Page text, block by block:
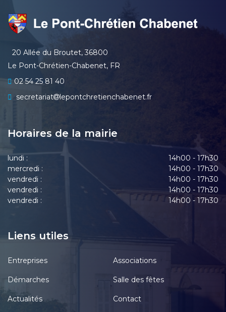
20 Allée du Broutet, 36800
Le Pont-Chrétien-Chabenet, FR
02 54 25 81 40
secretariat
lepontchretienchabenet.fr
Horaires de la mairie
lundi :
14h00 - 17h30
mercredi :
14h00 - 17h30
vendredi :
14h00 - 17h30
vendredi :
14h00 - 17h30
vendredi :
14h00 - 17h30
Liens utiles
Entreprises Associations
Démarches Salle des fêtes
Actualités Contact